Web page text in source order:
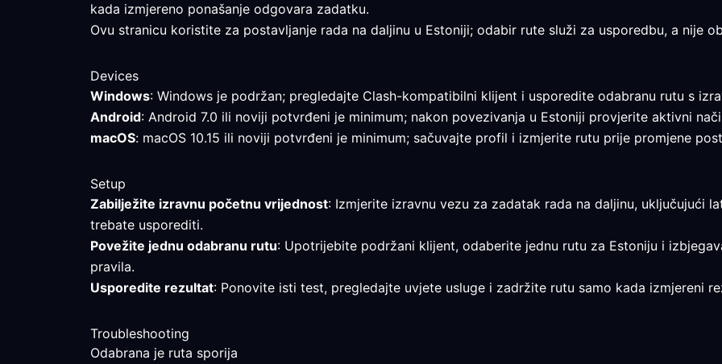
kada izmjereno ponašanje odgovara zadatku.
Ovu stranicu koristite za postavljanje rada na daljinu u Estoniji; odabir rute služi za usporedbu, a nije
Devices
Windows: Windows je podržan; pregledajte Clash-kompatibilni klijent i usporedite odabranu rutu s
Android: Android 7.0 ili noviji potvrđeni je minimum; nakon povezivanja u Estoniji provjerite aktivni
macOS: macOS 10.15 ili noviji potvrđeni je minimum; sačuvajte profil i izmjerite rutu prije promjene
Setup
Zabilježite izravnu početnu vrijednost: Izmjerite izravnu vezu za zadatak rada na daljinu, uključujući
trebate usporediti.
Povežite jednu odabranu rutu: Upotrijebite podržani klijent, odaberite jednu rutu za Estoniju i
pravila.
Usporedite rezultat: Ponovite isti test, pregledajte uvjete usluge i zadržite rutu samo kada izmjereni
Troubleshooting
Odabrana je ruta sporija